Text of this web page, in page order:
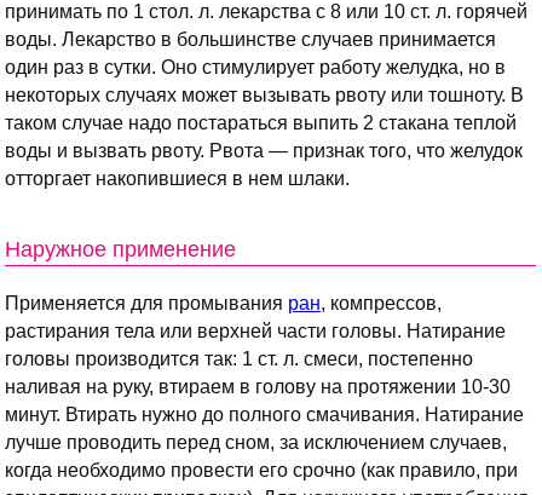
принимать по 1 стол. л. лекарства с 8 или 10 ст. л. горячей
воды. Лекарство в большинстве случаев принимается
один раз в сутки. Оно стимулирует работу желудка, но в
некоторых случаях может вызывать рвоту или тошноту. В
таком случае надо постараться выпить 2 стакана теплой
воды и вызвать рвоту. Рвота — признак того, что желудок
отторгает накопившиеся в нем шлаки.
Наружное применение
Применяется для промывания ран, компрессов,
растирания тела или верхней части головы. Натирание
головы производится так: 1 ст. л. смеси, постепенно
наливая на руку, втираем в голову на протяжении 10-30
минут. Втирать нужно до полного смачивания. Натирание
лучше проводить перед сном, за исключением случаев,
когда необходимо провести его срочно (как правило, при